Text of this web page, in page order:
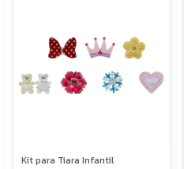
Kit para Tiara Infantil